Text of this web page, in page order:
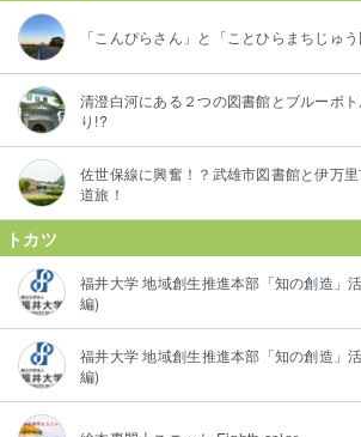
「こんぴらさん」と「ことひらまちじゅ
清澄白河にある２つの図書館とブルーボ
り!?
佐世保線に興奮！？武雄市図書館と伊万
道旅！
トカツ
福井大学 地域創生推進本部「知の創造」
編)
福井大学 地域創生推進本部「知の創造」
編)